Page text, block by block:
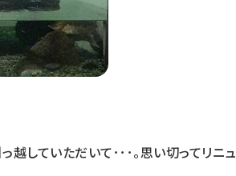
していただいて･･･。思い切ってリニュ